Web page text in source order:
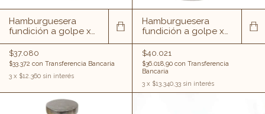
Hamburguesera
fundición a golpe x
$37.080
$33.372 con Transferencia Bancaria
3 x $12.360 sin interés
Hamburguesera
fundición a golpe x
$40.021
$36.018,90 con Transferencia
Bancaria
3 x $13.340,33 sin interés